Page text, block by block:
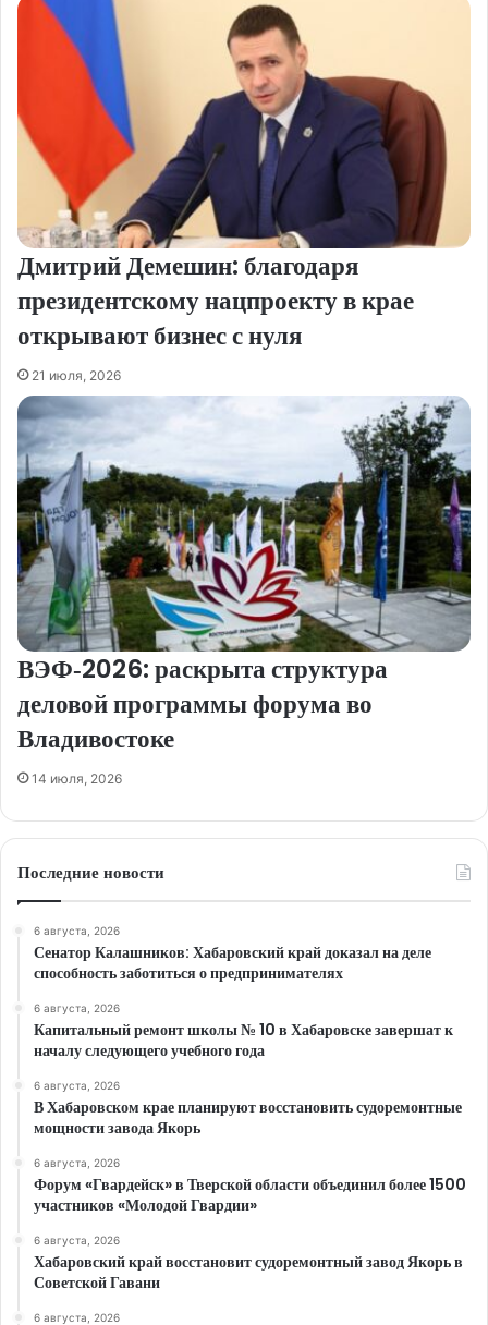
Дмитрий Демешин: благодаря
президентскому нацпроекту в крае
открывают бизнес с нуля
21 июля, 2026
ВЭФ‑2026: раскрыта структура
деловой программы форума во
Владивостоке
14 июля, 2026
Последние новости
6 августа, 2026
Сенатор Калашников: Хабаровский край доказал на деле
способность заботиться о предпринимателях
6 августа, 2026
Капитальный ремонт школы № 10 в Хабаровске завершат к
началу следующего учебного года
6 августа, 2026
В Хабаровском крае планируют восстановить судоремонтные
мощности завода Якорь
6 августа, 2026
Форум «Гвардейск» в Тверской области объединил более 1500
участников «Молодой Гвардии»
6 августа, 2026
Хабаровский край восстановит судоремонтный завод Якорь в
Советской Гавани
6 августа, 2026